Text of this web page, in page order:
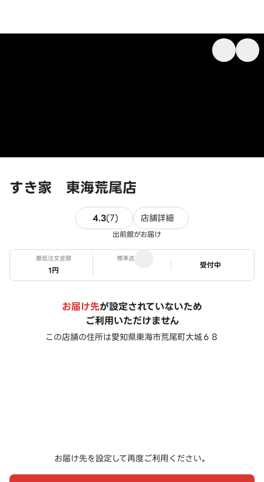
すき家 東海荒尾店
4.3(7) 7件のレビュー
店舗詳細
出前館がお届け
最低注文金額
1円
標準送料
ステータス
受付中
お届け先が設定されていないため
ご利用いただけません
この店舗の住所は愛知県東海市荒尾町大城６８
お届け先を設定して再度ご利用ください。